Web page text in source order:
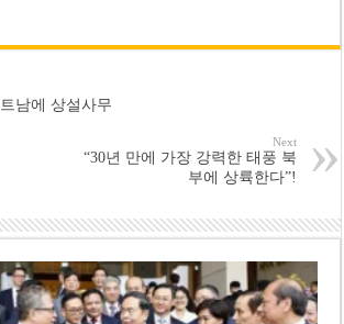
남에 상설사무
Next
“30년 만에 가장 강력한 태풍 북
부에 상륙한다”!